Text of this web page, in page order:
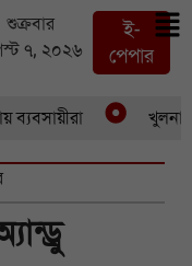
শুক্রবার
৭, ২০২৬
ই-
পেপার
খুলনার